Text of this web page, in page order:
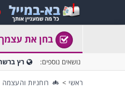
בחן את עצמך
נושאים נוספים: רץ
ראשי > רוחניות והעצמה